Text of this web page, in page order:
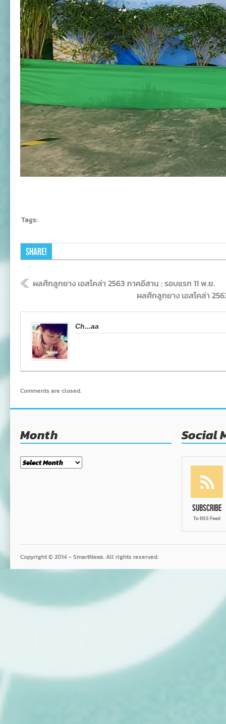
Tags:
Share!
ผลศึกลูกยาง เอสโคล่า 2563 ภาคอีสาน : รอบแรก 11 พ.ย.
ผลศึกลูกยาง เอสโคล่า
Ch...aa
Comments are closed.
Month
Month
Social
Subscribe
To RSS Feed
Copyright © 2014 - SmartNews. All rights reserved.